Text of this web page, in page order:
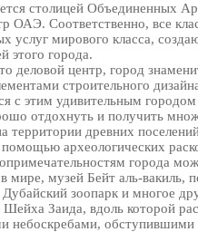
столицей Объединенных
ОАЭ. Соответственно, все
услуг мирового класса,
этого города.
деловой центр, город
строительного
с этим удивительным
отдохнуть и получить
территории древних
помощью археологических
города
мире, музей Бейт аль-
зоопарк и многое
Шейха Заида, вдоль которой
небоскребами,